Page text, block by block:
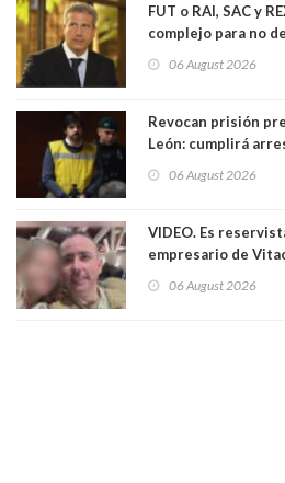
FUT o RAI, SAC y
complejo para no
06 August 2026
Revocan prisión
León: cumplirá
06 August 2026
VIDEO. Es
empresario de
al "ring raja". Se
06 August 2026